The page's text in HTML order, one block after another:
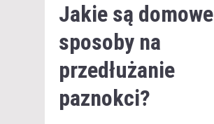
Jakie są domowe
sposoby na
przedłużanie
paznokci?